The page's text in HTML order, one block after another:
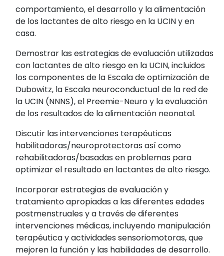
comportamiento, el desarrollo y la alimentación
de los lactantes de alto riesgo en la UCIN y en
casa.
Demostrar las estrategias de evaluación utilizadas
con lactantes de alto riesgo en la UCIN, incluidos
los componentes de la Escala de optimización de
Dubowitz, la Escala neuroconductual de la red de
la UCIN (NNNS), el Preemie-Neuro y la evaluación
de los resultados de la alimentación neonatal.
Discutir las intervenciones terapéuticas
habilitadoras/neuroprotectoras así como
rehabilitadoras/basadas en problemas para
optimizar el resultado en lactantes de alto riesgo.
Incorporar estrategias de evaluación y
tratamiento apropiadas a las diferentes edades
postmenstruales y a través de diferentes
intervenciones médicas, incluyendo manipulación
terapéutica y actividades sensoriomotoras, que
mejoren la función y las habilidades de desarrollo.